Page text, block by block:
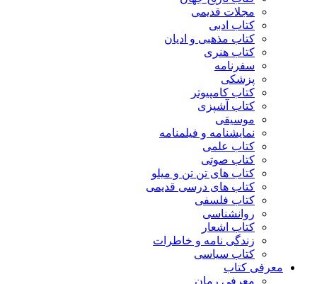
مجلات قدیمی
کتاب ادبی
کتاب مذهبی و ادیان
کتاب هنری
سفرنامه
پزشکی
کتاب کامپیوتر
کتاب آشپزی
موسیقی
نمایشنامه و فیلمنامه
کتاب علمی
کتاب صوتی
کتاب های تن تن و میلو
کتاب های درسی قدیمی
کتاب فلسفی
روانشناسی
کتاب اشعار
زندگی نامه و خاطرات
کتاب سیاسی
معرفی کتاب
معرفی رمان